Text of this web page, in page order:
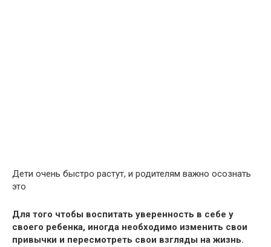
Дети очень быстро растут, и родителям важно осознать
это
Для того чтобы воспитать уверенность в себе у
своего ребенка, иногда необходимо изменить свои
привычки и пересмотреть свои взгляды на жизнь.